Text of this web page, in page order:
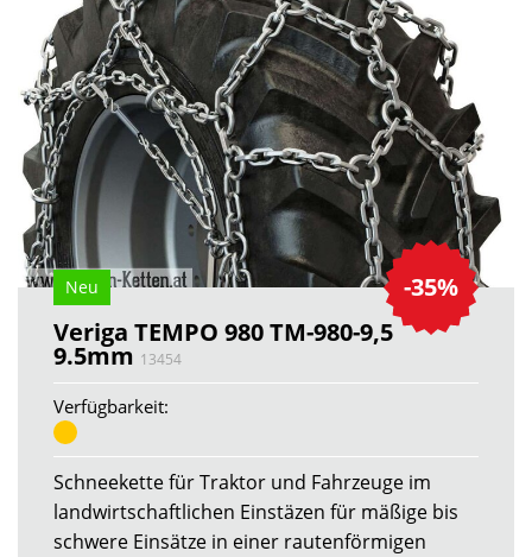
-35%
Neu
Veriga TEMPO 980 TM-980-9,5
9.5mm 13454
Verfügbarkeit:
Schneekette für Traktor und Fahrzeuge im
landwirtschaftlichen Einstäzen für mäßige bis
schwere Einsätze in einer rautenförmigen